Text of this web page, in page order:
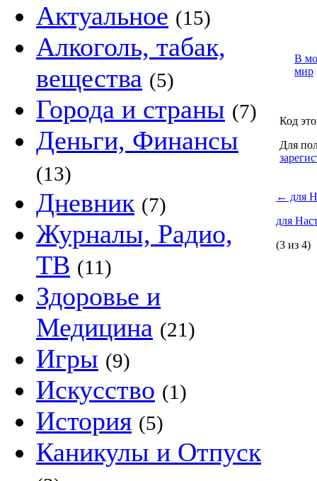
Актуальное (15)
Алкоголь, табак,
вещества (5)
Города и страны (7)
Деньги, Финансы
(13)
Дневник (7)
Журналы, Радио,
ТВ (11)
Здоровье и
Медицина (21)
Игры (9)
Искусство (1)
История (5)
Каникулы и Отпуск
В
мир
Код
Для
← для
для
(3 из 4)